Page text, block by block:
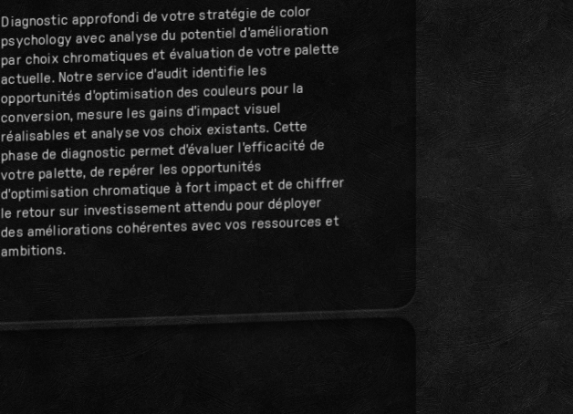
Diagnostic approfondi de votre stratégie de color
psychology avec analyse du potentiel d'amélioration
par choix chromatiques et évaluation de votre palette
actuelle. Notre service d'audit identifie les
opportunités d'optimisation des couleurs pour la
conversion, mesure les gains d'impact visuel
réalisables et analyse vos choix existants. Cette
phase de diagnostic permet d'évaluer l'efficacité de
votre palette, de repérer les opportunités
d'optimisation chromatique à fort impact et de chiffrer
le retour sur investissement attendu pour déployer
des améliorations cohérentes avec vos ressources et
ambitions.